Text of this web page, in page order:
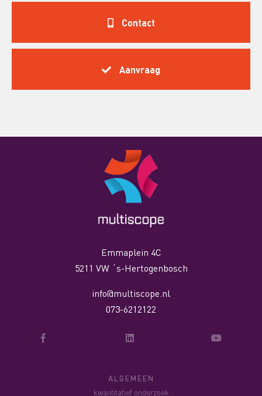
Contact
Aanvraag
Emmaplein 4C
5211 VW ´s-Hertogenbosch
info@multiscope.nl
073-6212122
ALGEMEEN
kwantitatief onderzoek